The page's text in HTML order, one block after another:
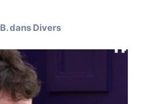
dans Divers